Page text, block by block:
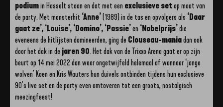
podiumin Hasselt staan en dat met een exclusieve setop maat van
de party. Met monsterhit ‘Anne’(1989) in de tas en opvolgers als ‘Daar
gaat ze’, ‘Louise’, ‘Domino’, ‘Passie’en ‘Nobelprijs’die
eveneens de hitlijsten domineerden, ging de Clouseau-maniadan ook
door het dak in de jaren 90. Het dak van de Trixxo Arena gaat er op zijn
beurt op 14 mei 2022 dan weer ongetwijfeld helemaal af wanneer ‘jonge
wolven’ Koen en Kris Wauters hun duivels ontbinden tijdens hun exclusieve
90’s live set en de party even omtoveren tot een groots, nostalgisch
meezingfeest!